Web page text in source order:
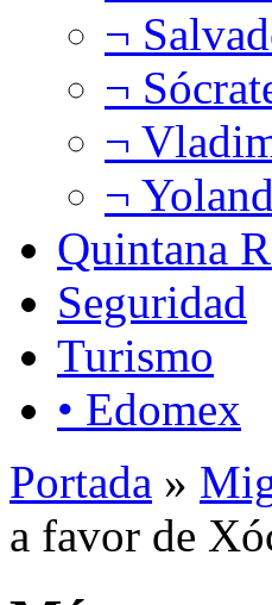
¬
¬
¬
¬
Quintana
Seguridad
Turismo
• Edomex
Portada »
a favor de